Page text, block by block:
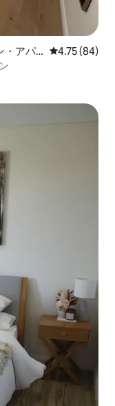
・アパ
レビュー84
4.75 (84)